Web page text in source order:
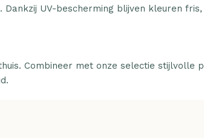
UV-bescherming blijven kleuren
Combineer met onze selectie stijlvolle